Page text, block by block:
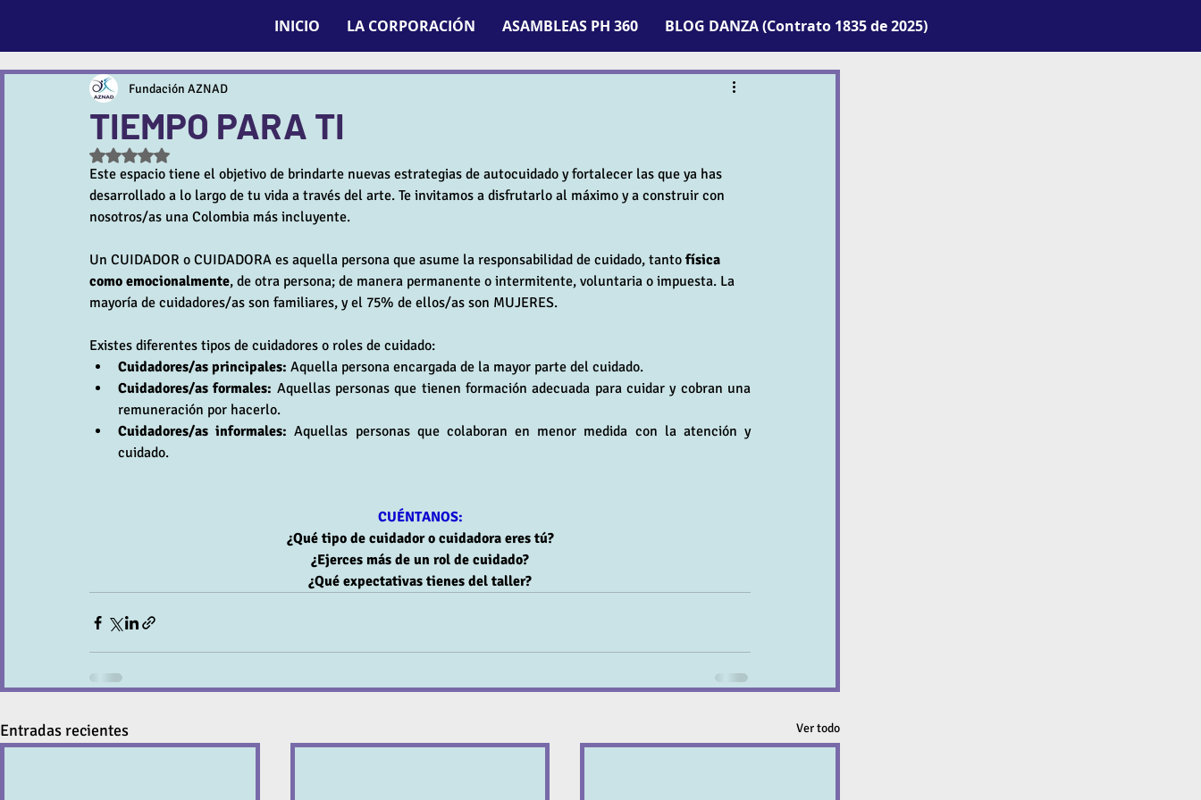
INICIO LA CORPORACIÓN ASAMBLEAS PH 360 BLOG DANZA (Contrato 1835 de 2025)
TIEMPO PARA TI
Fundación AZNAD
Obtuvo NaN de 5 estrellas.
Este espacio tiene el objetivo de brindarte nuevas estrategias de autocuidado y fortalecer las que ya has
desarrollado a lo largo de tu vida a través del arte. Te invitamos a disfrutarlo al máximo y a construir con
nosotros/as una Colombia más incluyente.
Un CUIDADOR o CUIDADORA es aquella persona que asume la responsabilidad de cuidado, tanto física
como emocionalmente, de otra persona; de manera permanente o intermitente, voluntaria o impuesta. La
mayoría de cuidadores/as son familiares, y el 75% de ellos/as son MUJERES.
Existes diferentes tipos de cuidadores o roles de cuidado:
Cuidadores/as principales: Aquella persona encargada de la mayor parte del cuidado.
Cuidadores/as formales: Aquellas personas que tienen formación adecuada para cuidar y cobran una
remuneración por hacerlo.
Cuidadores/as informales: Aquellas personas que colaboran en menor medida con la atención y
cuidado.
CUÉNTANOS:
¿Qué tipo de cuidador o cuidadora eres tú?
¿Ejerces más de un rol de cuidado?
¿Qué expectativas tienes del taller?
Entradas recientes Ver todo